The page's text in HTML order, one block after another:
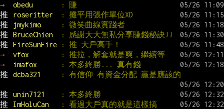
→
obedu
: 賺
推
roseritter
: 攤平用張作單位XD
推
jmykimo
: 微笑曲線實踐者
推
BruceChien
: 感謝大大無私分享賺錢秘訣!!
推
FireSunFire
: 推 大戶高手！
→
vfox
: 推拉，解套就是爽，繼續等
→
imafox
: 本多終勝... 真有錢
推
dcba321 : 有信仰 有資金分配 贏是應該的
推 unin7121
: 本多終勝
推
ImHoluCan
: 看過大戶真的就是這樣搞